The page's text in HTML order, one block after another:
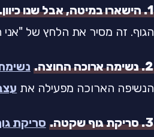
1. הישארו במיטה, אבל שנו כיוון.
הגוף. זה מסיר את הלחץ של
2. נשימה ארוכה החוצה. נשימת 4-
הנשיפה הארוכה מפעילה את
3. סריקת גוף שקטה. סריקת